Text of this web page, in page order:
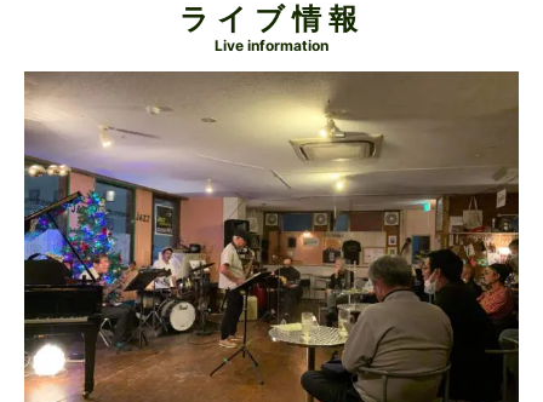
ライブ情報
Live information